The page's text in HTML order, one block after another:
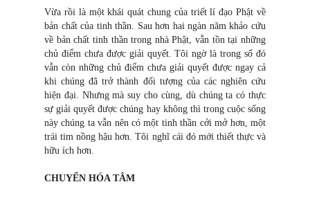
Vừa rồi là một khái quát chung của triết lí đạo Phật về
bản chất của tinh thần. Sau hơn hai ngàn năm khảo cứu
về bản chất tinh thần trong nhà Phật, vẫn tồn tại những
chủ điểm chưa được giải quyết. Tôi ngờ là trong số đó
vẫn còn những chủ điểm chưa giải quyết được ngay cả
khi chúng đã trở thành đối tượng của các nghiên cứu
hiện đại. Nhưng mà suy cho cùng, dù chúng ta có thực
sự giải quyết được chúng hay không thì trong cuộc sống
này chúng ta vẫn nên có một tinh thần cởi mở hơn, một
trái tim nồng hậu hơn. Tôi nghĩ cái đó mới thiết thực và
hữu ích hơn.
CHUYỂN HÓA TÂM